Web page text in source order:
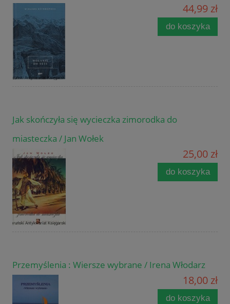
44,99 zł
do koszyka
Jak skończyła się wycieczka zimorodka do
miasteczka / Jan Wołek
25,00 zł
do koszyka
Przemyślenia : Wiersze wybrane / Irena Włodarz
18,00 zł
do koszyka